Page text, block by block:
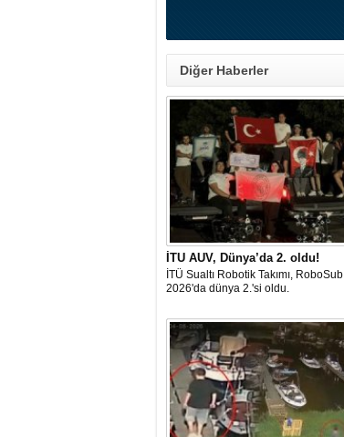
Diğer Haberler
İTU AUV, Dünya’da 2. oldu!
İTÜ Sualtı Robotik Takımı, RoboSub
2026'da dünya 2.'si oldu.